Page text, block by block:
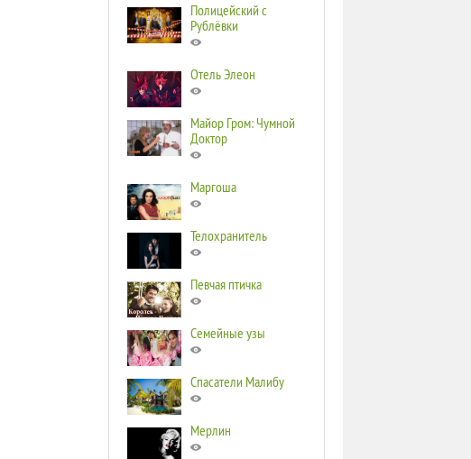
Полицейский с
Рублёвки
Отель Элеон
Майор Гром: Чумной
Доктор
Маргоша
Телохранитель
Певчая птичка
Семейные узы
Спасатели Малибу
Мерлин